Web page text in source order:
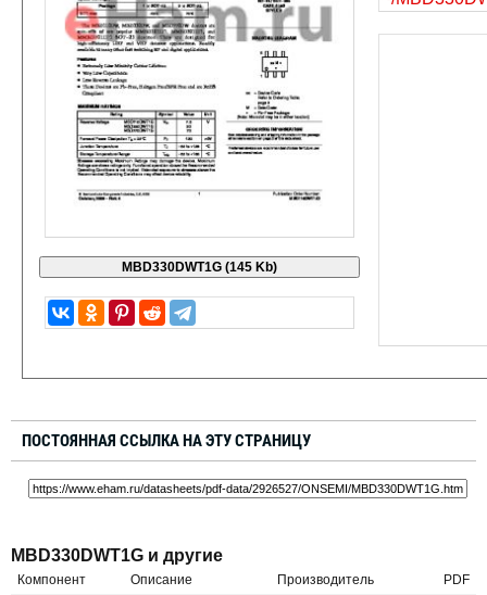
ПОСТОЯННАЯ ССЫЛКА НА ЭТУ СТРАНИЦУ
MBD330DWT1G и другие
Компонент Описание Производитель PDF